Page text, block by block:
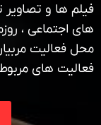
فیلم ها و تصاویر
های اجتماعی ،
محل فعالیت
فعالیت های